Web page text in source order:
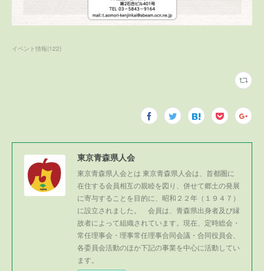
イベント情報(122)
東京青森県人会
東京青森県人会とは 東京青森県人会は、首都圏に
在住する会員相互の親睦を図り、併せて郷土の発展
に寄与することを目的に、昭和２２年（１９４７）
に設立されました。 会員は、青森県出身者及び縁
故者によって組織されています。現在、定時総会・
常任理事会・理事常任理事合同会議・合同役員会、
各委員会活動のほか下記の事業を中心に活動してい
ます。